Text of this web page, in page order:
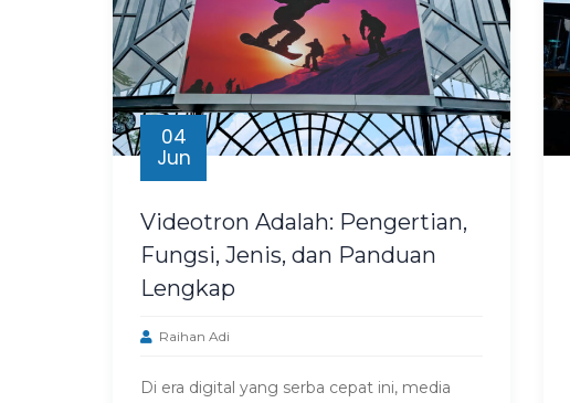
04
Jun
Videotron Adalah: Pengertian,
Fungsi, Jenis, dan Panduan
Lengkap
Raihan Adi
Di era digital yang serba cepat ini, media